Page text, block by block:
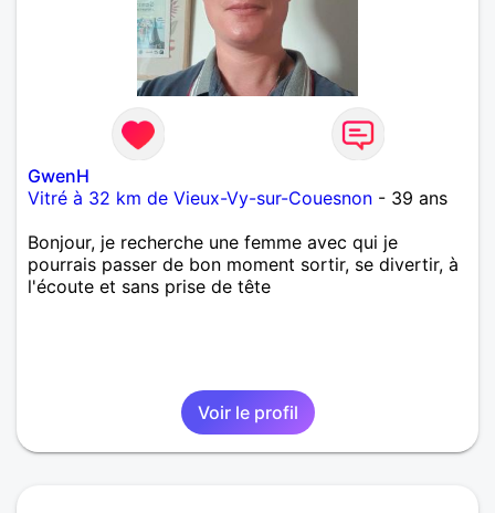
GwenH
Vitré à 32 km de Vieux-Vy-sur-Couesnon - 39 ans
Bonjour, je recherche une femme avec qui je
pourrais passer de bon moment sortir, se divertir, à
l'écoute et sans prise de tête
Voir le profil